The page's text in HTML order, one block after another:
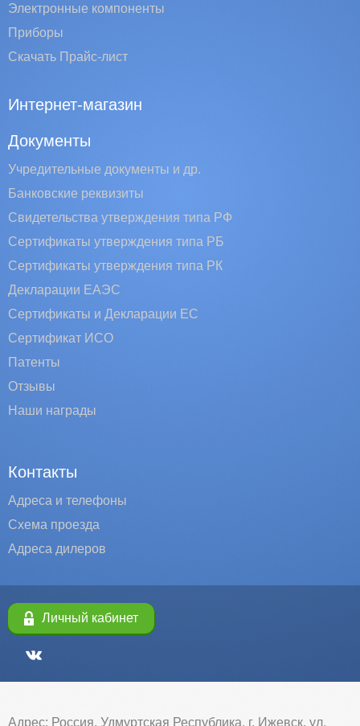
Электронные компоненты
Приборы
Скачать Прайс-лист
Интернет-магазин
Документы
Учредительные документы и др.
Банковские реквизиты
Свидетельства утверждения типа РФ
Сертификаты утверждения типа РБ
Сертификаты утверждения типа РК
Декларации ЕАЭС
Сертификаты и Декларации EC
Сертификат ИСО
Патенты
Отзывы
Наши награды
Контакты
Адреса и телефоны
Схема проезда
Адреса дилеров
Личный кабинет
Адрес: Россия, Удмуртская Республика, г. Ижевск, ул.